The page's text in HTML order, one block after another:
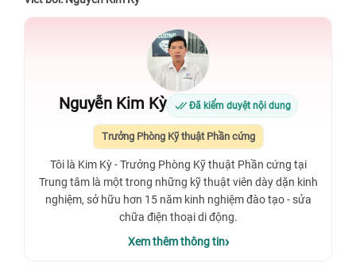
Nguyễn Kim Kỳ Đã kiểm duyệt nội dung
Trưởng Phòng Kỹ thuật Phần cứng
Tôi là Kim Kỳ - Trưởng Phòng Kỹ thuật Phần cứng tại
Trung tâm là một trong những kỹ thuật viên dày dặn kinh
nghiệm, sở hữu hơn 15 năm kinh nghiệm đào tạo - sửa
chữa điện thoại di động.
Xem thêm thông tin